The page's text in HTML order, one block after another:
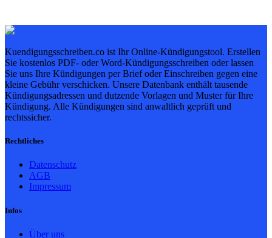
Kuendigungsschreiben.co ist Ihr Online-Kündigungstool. Erstellen
Sie kostenlos PDF- oder Word-Kündigungsschreiben oder lassen
Sie uns Ihre Kündigungen per Brief oder Einschreiben gegen eine
kleine Gebühr verschicken. Unsere Datenbank enthält tausende
Kündigungsadressen und dutzende Vorlagen und Muster für Ihre
Kündigung. Alle Kündigungen sind anwaltlich geprüft und
rechtssicher.
Rechtliches
Datenschutz
AGB
Impressum
Infos
Über uns